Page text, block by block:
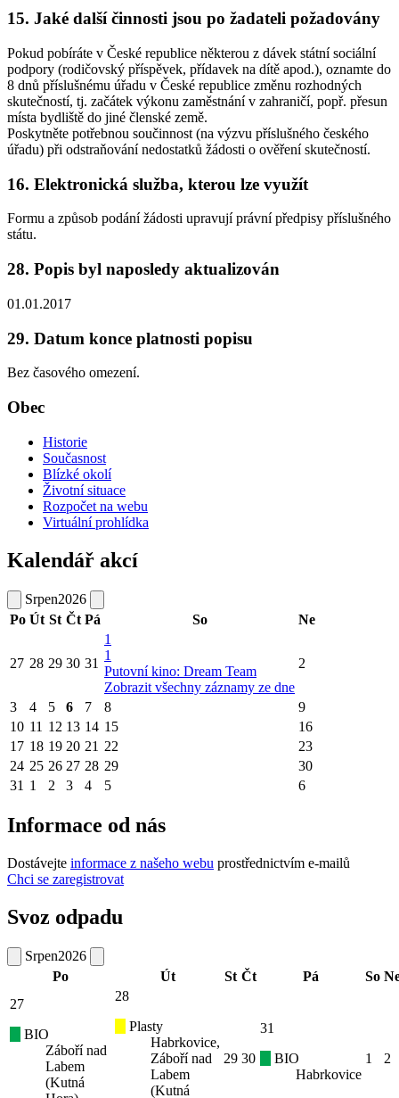
15. Jaké další činnosti jsou po žadateli požadovány
Pokud pobíráte v České republice některou z dávek státní sociální
podpory (rodičovský příspěvek, přídavek na dítě apod.), oznamte do
8 dnů příslušnému úřadu v České republice změnu rozhodných
skutečností, tj. začátek výkonu zaměstnání v zahraničí, popř. přesun
místa bydliště do jiné členské země.
Poskytněte potřebnou součinnost (na výzvu příslušného českého
úřadu) při odstraňování nedostatků žádosti o ověření skutečností.
16. Elektronická služba, kterou lze využít
Formu a způsob podání žádosti upravují právní předpisy příslušného
státu.
28. Popis byl naposledy aktualizován
01.01.2017
29. Datum konce platnosti popisu
Bez časového omezení.
Obec
Historie
Současnost
Blízké okolí
Životní situace
Rozpočet na webu
Virtuální prohlídka
Kalendář akcí
Srpen2026
Po Út St Čt Pá So Ne
27 28 29 30 31
1
1
Putovní kino: Dream Team
Zobrazit všechny záznamy ze dne
2
3 4 5 6 7 8
9
10 11 12 13 14 15
16
17 18 19 20 21 22
23
24 25 26 27 28 29
30
31 1 2 3 4 5 6
Informace od nás
Dostávejte informace z našeho webu prostřednictvím e-mailů
Chci se zaregistrovat
Svoz odpadu
Srpen2026
Po
Út St Čt Pá So
27
BIO
Záboří nad
Labem
(Kutná
28
Plasty
Habrkovice,
Záboří nad
Labem
(Kutná
29 30
31
BIO
Habrkovice
1 2